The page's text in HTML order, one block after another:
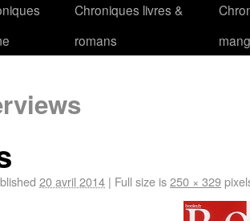
Chroniques livres &
romans
20 avril 2014 | Full size is250 × 329